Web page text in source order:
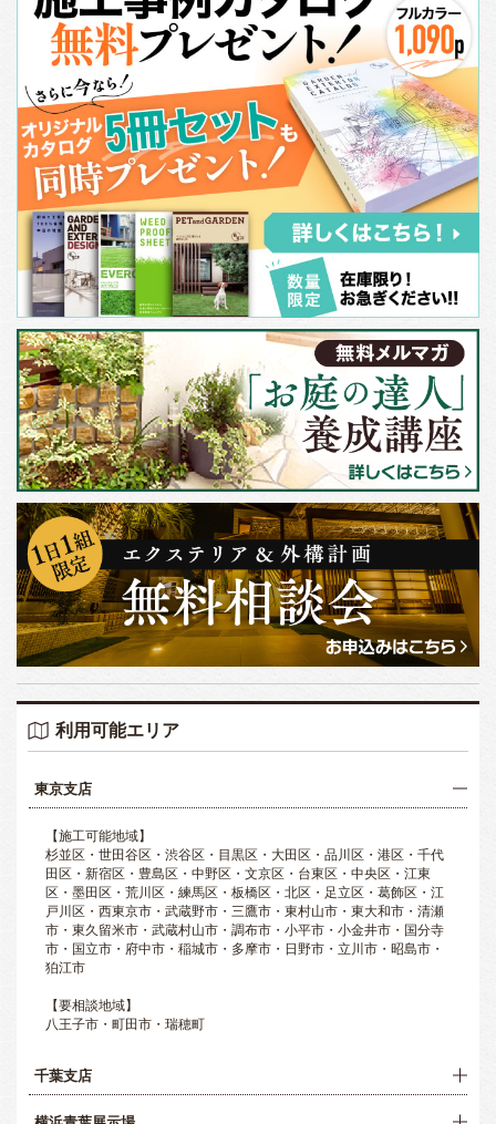
利用可能エリア
東京支店
【施工可能地域】
杉並区・世田谷区・渋谷区・目黒区・大田区・品川区・港区・千代
田区・新宿区・豊島区・中野区・文京区・台東区・中央区・江東
区・墨田区・荒川区・練馬区・板橋区・北区・足立区・葛飾区・江
戸川区・西東京市・武蔵野市・三鷹市・東村山市・東大和市・清瀬
市・東久留米市・武蔵村山市・調布市・小平市・小金井市・国分寺
市・国立市・府中市・稲城市・多摩市・日野市・立川市・昭島市・
狛江市
【要相談地域】
八王子市・町田市・瑞穂町
千葉支店